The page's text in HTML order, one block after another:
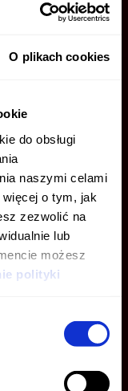
O plikach cookies
do obsługi
naszymi celami
o tym, jak
zezwolić na
lub
możesz
polityki